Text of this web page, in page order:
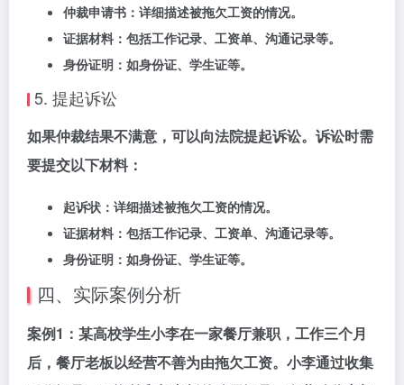
仲裁申请书：详细描述被拖欠工资的情况。
证据材料：包括工作记录、工资单、沟通记录等。
身份证明：如身份证、学生证等。
5. 提起诉讼
如果仲裁结果不满意，可以向法院提起诉讼。诉讼时需
要提交以下材料：
起诉状：详细描述被拖欠工资的情况。
证据材料：包括工作记录、工资单、沟通记录等。
身份证明：如身份证、学生证等。
四、实际案例分析
案例1： 某高校学生小李在一家餐厅兼职，工作三个月
后，餐厅老板以经营不善为由拖欠工资。小李通过收集